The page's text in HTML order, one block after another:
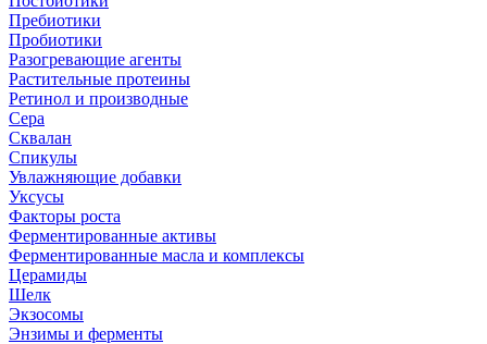
Пребиотики
Пробиотики
Разогревающие агенты
Растительные протеины
Ретинол и производные
Сера
Сквалан
Спикулы
Увлажняющие добавки
Уксусы
Факторы роста
Ферментированные активы
Ферментированные масла и комплексы
Церамиды
Шелк
Экзосомы
Энзимы и ферменты